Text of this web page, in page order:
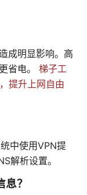
成明显影响。高
省电。 梯子工
提升上网自由
中使用VPN提
解析设置。
？